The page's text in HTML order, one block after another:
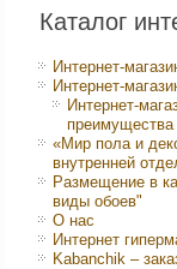
Каталог
Интернет-
Интернет-
Интернет-
преимущества
«Мир пола и
внутренней
Размещение в
виды обоев"
О нас
Интернет
Kabanchik –